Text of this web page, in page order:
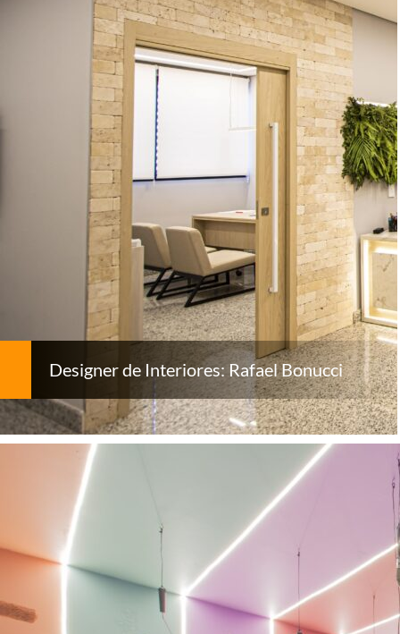
Designer de Interiores: Rafael Bonucci